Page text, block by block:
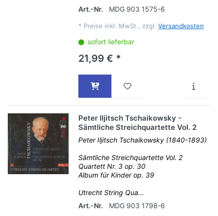
Art.-Nr.
MDG 903 1575-6
* Preise inkl. MwSt., zzgl. Versandkosten
sofort lieferbar
21,99 € *
Peter Iljitsch Tschaikowsky -
Sämtliche Streichquartette Vol. 2
Peter Iljitsch Tschaikowsky (1840-1893)
Sämtliche Streichquartette Vol. 2
Quartett Nr. 3 op. 30
Album für Kinder op. 39
Utrecht String Qua...
Art.-Nr.
MDG 903 1798-6